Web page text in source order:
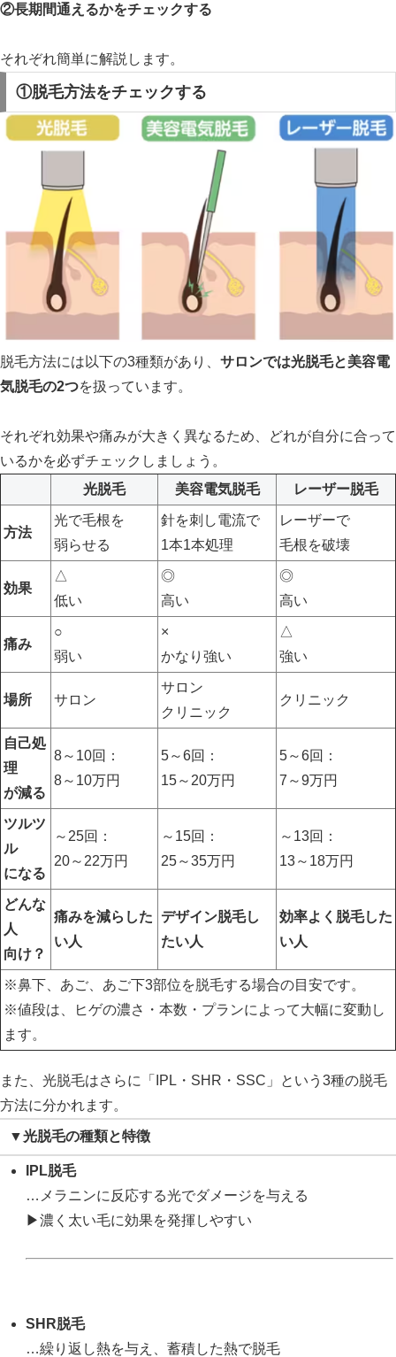
②長期間通えるかをチェックする
それぞれ簡単に解説します。
①脱毛方法をチェックする
脱毛方法には以下の3種類があり、 サロンでは光脱毛と美容電
気脱毛の2つを扱っています。
それぞれ効果や痛みが大きく異なるため、どれが自分に合って
いるかを必ずチェックしましょう。
光脱毛
美容電気脱毛 レーザー脱毛
方法
光で毛根を
弱らせる
針を刺し電流で
1本1本処理
レーザーで
毛根を破壊
効果
△
低い
◎
高い
◎
高い
痛み
○
弱い
×
かなり強い
△
強い
場所 サロン
サロン
クリニック
クリニック
自己処
理
が減る
8～10回：
8～10万円
5～6回：
15～20万円
5～6回：
7～9万円
ツルツ
ル
になる
～25回：
20～22万円
～15回：
25～35万円
～13回：
13～18万円
どんな
人
向け？
痛みを減らした
い人
デザイン脱毛し
たい人
効率よく脱毛した
い人
※鼻下、あご、あご下3部位を脱毛する場合の目安です。
※値段は、ヒゲの濃さ・本数・プランによって大幅に変動し
ます。
また、光脱毛はさらに「IPL・SHR・SSC」という3種の脱毛
方法に分かれます。
▼光脱毛の種類と特徴
IPL脱毛
…メラニンに反応する光でダメージを与える
▶濃く太い毛に効果を発揮しやすい
SHR脱毛
…繰り返し熱を与え、蓄積した熱で脱毛